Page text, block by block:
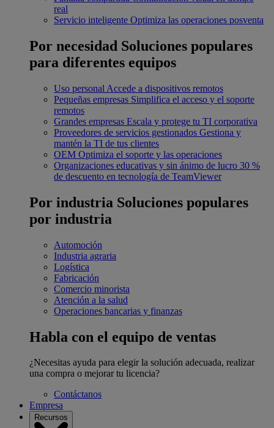
real
Servicio inteligente Optimiza las operaciones posventa
Por necesidad Soluciones populares
para diferentes equipos
Uso personal Accede a dispositivos remotos
Pequeñas empresas Simplifica el acceso y el soporte
remotos
Grandes empresas Escala y protege tu TI corporativa
Proveedores de servicios gestionados Gestiona y
mantén la TI de tus clientes
OEM Optimiza el soporte y las operaciones
Organizaciones educativas y sin ánimo de lucro 30 %
de descuento en tecnología de TeamViewer
Por industria Soluciones populares
por industria
Automoción
Industria agraria
Logística
Fabricación
Comercio minorista
Atención a la salud
Operaciones bancarias y finanzas
Habla con el equipo de ventas
¿Necesitas ayuda para elegir la solución adecuada, realizar
una compra o mejorar tu licencia?
Contáctanos
Empresa
Recursos